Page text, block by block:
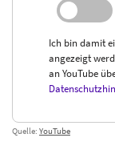
Ich bin damit
angezeigt
an YouTube
Quelle: YouTube